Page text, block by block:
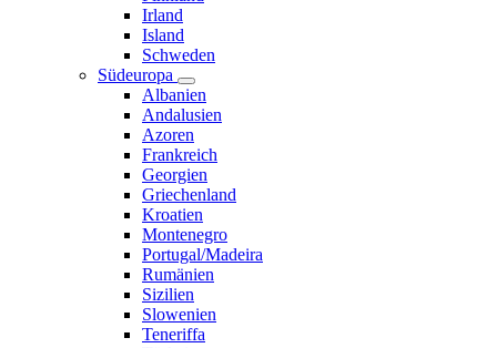
Irland
Island
Schweden
Südeuropa
Albanien
Andalusien
Azoren
Frankreich
Georgien
Griechenland
Kroatien
Montenegro
Portugal/Madeira
Rumänien
Sizilien
Slowenien
Teneriffa